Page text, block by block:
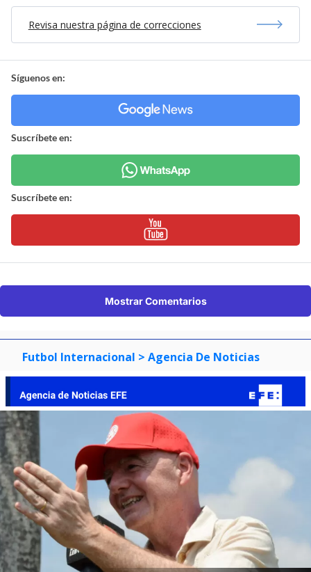
Revisa nuestra página de correcciones
Síguenos en:
Suscríbete en:
Suscríbete en:
Mostrar Comentarios
Futbol Internacional > Agencia De Noticias